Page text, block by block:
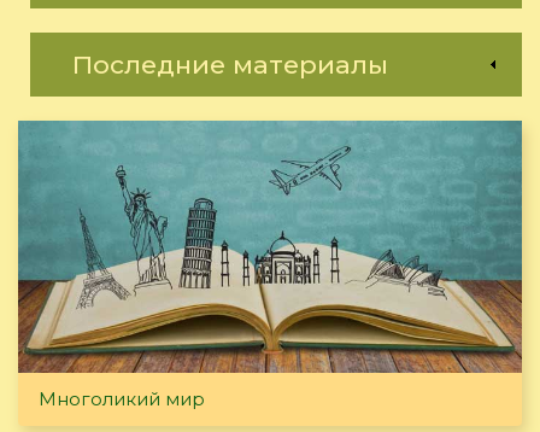
Последние материалы
Многоликий мир